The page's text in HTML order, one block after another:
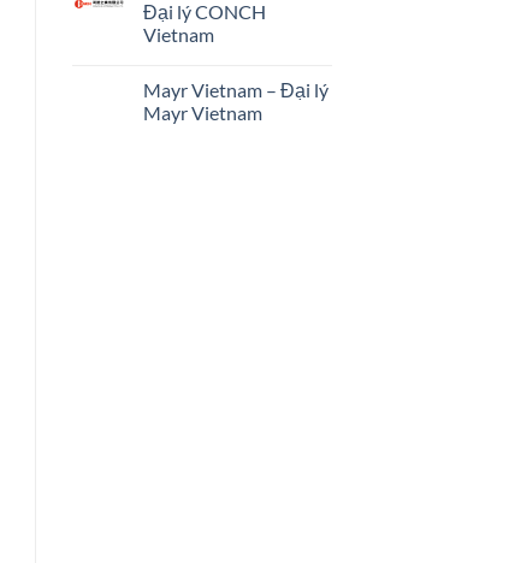
Đại lý CONCH
Vietnam
Mayr Vietnam – Đại lý
Mayr Vietnam